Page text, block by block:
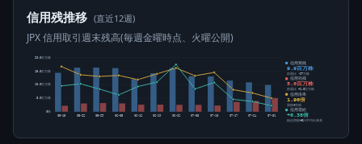
信用残推移 (直近12週)
JPX 信用取引週末残高(毎週金曜時点、火曜公開)
0株
5.0百万株
10.0百万株
15.0百万株
20.0百万株
05-15 05-22 05-29 06-05 06-12 06-19 06-26 07-03 07-10 07-17 07-24 07-31
信用買残
9.9百万株
前週比 -97万株
信用売残
5.0百万株
前週比 +1.0百万株
信用倍率
1.96倍
買残÷売残
信用需給
+0.38倍
純信用残÷5日平均出来高